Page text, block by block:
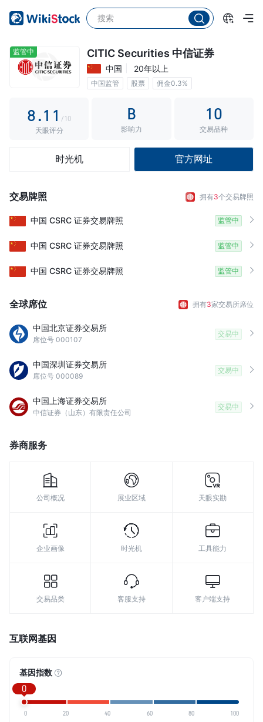
监管中 CITIC Securities 中信证券
中国 20年以上
中国监管 股票 佣金0.3%
3
5
6
8
9
.1
2
5
6
8
9
1
2
3
6
8
9
/10
天眼评分
B
影响力
10
交易品种
时光机 官方网址
交易牌照 拥有3个交易牌照
中国 CSRC 证券交易牌照 监管中
中国 CSRC 证券交易牌照 监管中
中国 CSRC 证券交易牌照 监管中
全球席位 拥有3家交易所席位
中国北京证券交易所
席位号 000107
交易中
中国深圳证券交易所
席位号 000089
交易中
中国上海证券交易所
中信证券（山东）有限责任公司
交易中
券商服务
公司概况 展业区域 天眼实勘
企业画像 时光机 工具能力
交易品类 客服支持 客户端支持
互联网基因
基因指数
0
0 20 40 60 80 100